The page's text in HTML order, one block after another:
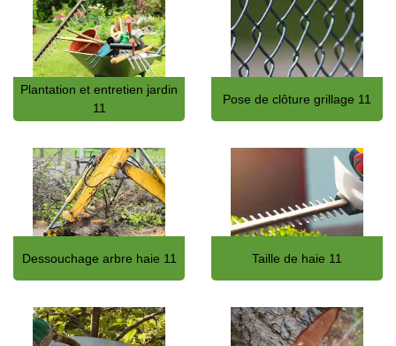
Plantation et entretien jardin
11
Pose de clôture grillage 11
Dessouchage arbre haie 11 Taille de haie 11